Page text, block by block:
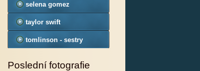
selena gomez
taylor swift
tomlinson - sestry
Poslední fotografie